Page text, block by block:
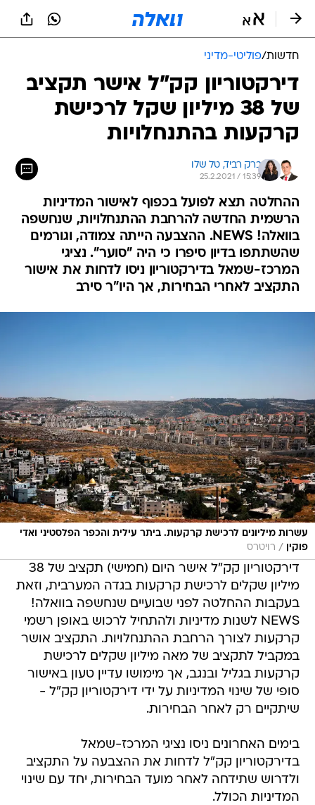
חדשות/פוליטי-מדיני
דירקטוריון קק"ל אישר תקציב
של 38 מיליון שקל לרכישת
קרקעות בהתנחלויות
ברק רביד, טל שלו
25.2.2021 / 15:39
ההחלטה תצא לפועל בכפוף לאישור המדיניות
הרשמית החדשה להרחבת ההתנחלויות, שנחשפה
בוואלה! NEWS. ההצבעה הייתה צמודה, וגורמים
שהשתתפו בדיון סיפרו כי היה "סוער". נציגי
המרכז-שמאל בדירקטוריון ניסו לדחות את אישור
התקציב לאחרי הבחירות, אך היו"ר סירב
עשרות מיליונים לרכישת קרקעות. ביתר עילית והכפר הפלסטיני ואדי
פוקין
/ רויטרס
דירקטוריון קק"ל אישר היום (חמישי) תקציב של 38
מיליון שקלים לרכישת קרקעות בגדה המערבית, וזאת
בעקבות ההחלטה לפני שבועיים שנחשפה בוואלה!
NEWS לשנות מדיניות ולהתחיל לרכוש באופן רשמי
קרקעות לצורך הרחבת ההתנחלויות. התקציב אושר
במקביל לתקציב של מאה מיליון שקלים לרכישת
קרקעות בגליל ובנגב, אך מימושו עדיין טעון באישור
סופי של שינוי המדיניות על ידי דירקטוריון קק"ל -
שיתקיים רק לאחר הבחירות.
בימים האחרונים ניסו נציגי המרכז-שמאל
בדירקטוריון קק"ל לדחות את ההצבעה על התקציב
ולדרוש שתידחה לאחר מועד הבחירות, יחד עם שינוי
המדיניות הכולל.